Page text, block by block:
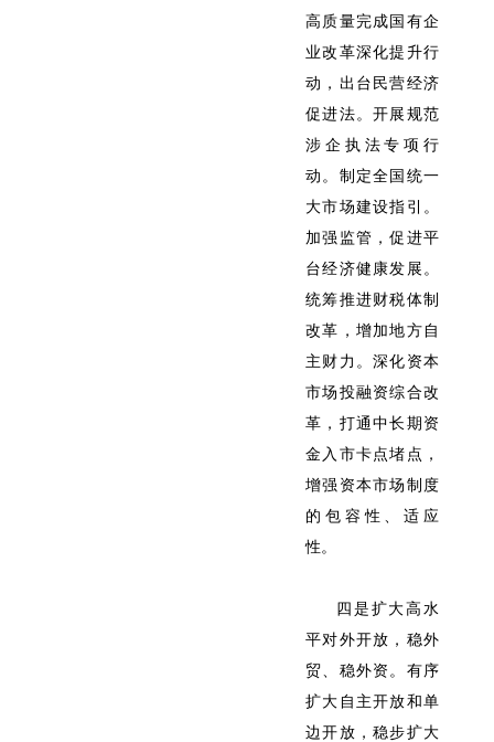
高质量完成国有企
业改革深化提升行
动，出台民营经济
促进法。开展规范
涉企执法专项行
动。制定全国统一
大市场建设指引。
加强监管，促进平
台经济健康发展。
统筹推进财税体制
改革，增加地方自
主财力。深化资本
市场投融资综合改
革，打通中长期资
金入市卡点堵点，
增强资本市场制度
的包容性、适应
性。
四是扩大高水
平对外开放，稳外
贸、稳外资。有序
扩大自主开放和单
边开放，稳步扩大